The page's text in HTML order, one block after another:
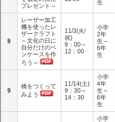
プレゼント～
生
8
レーザー加工
機を使ったレ
ザークラフト
～文化の日に
自分だけのペ
ンケースを作
ろう～
11/3(火/
祝)
9：00～
12：00
小学
2年
生～
6年
生
9
橋をつくって
みよう
11/14(土)
9：30～
14：30
小学
4年
生～
6年
生
小学